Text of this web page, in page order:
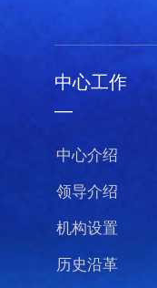
中心工作
—
中心介绍
领导介绍
机构设置
历史沿革